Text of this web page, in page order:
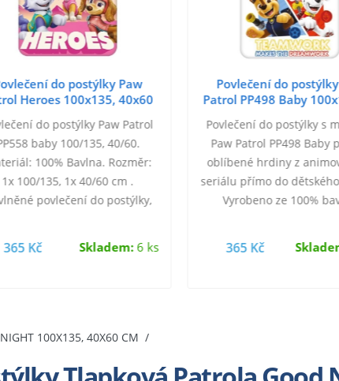
do postýlky Paw
Heroes 100x135, 40x60
do postýlky Paw Patrol
baby 100/135, 40/60.
100% Bavlna. Rozměr:
1x 100/135, 1x 40/60 cm .
povlečení do postýlky,
365 Kč Skladem:6 ks
Povlečení do
Patrol PP498 Baby
Povlečení do postýlky s
Paw Patrol PP498 Baby
oblíbené hrdiny z
seriálu přímo do
Vyrobeno ze 100%
365 Kč
100X135, 40X60 CM